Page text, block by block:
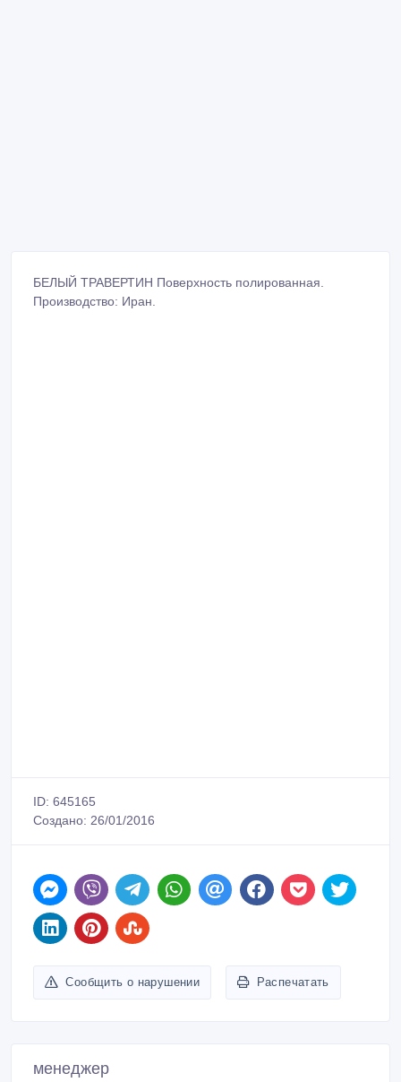
БЕЛЫЙ ТРАВЕРТИН Поверхность полированная.
Производство: Иран.
ID: 645165
Создано: 26/01/2016
Сообщить о нарушении Распечатать
менеджер